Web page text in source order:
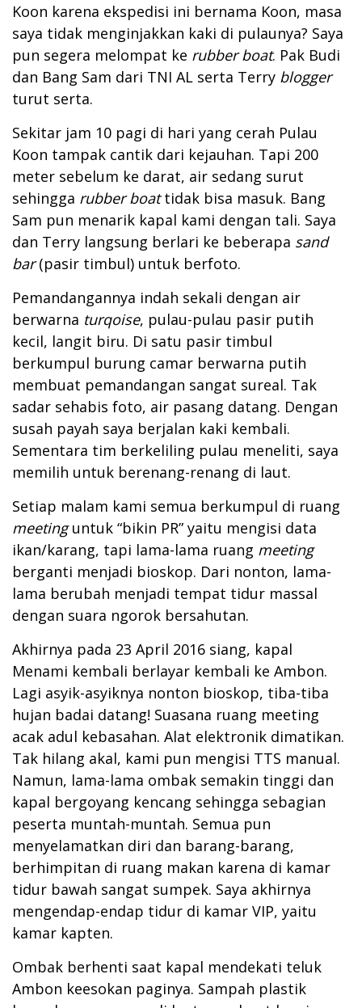
Koon karena ekspedisi ini bernama Koon, masa
saya tidak menginjakkan kaki di pulaunya? Saya
pun segera melompat ke rubber boat. Pak Budi
dan Bang Sam dari TNI AL serta Terry blogger
turut serta.
Sekitar jam 10 pagi di hari yang cerah Pulau
Koon tampak cantik dari kejauhan. Tapi 200
meter sebelum ke darat, air sedang surut
sehingga rubber boattidak bisa masuk. Bang
Sam pun menarik kapal kami dengan tali. Saya
dan Terry langsung berlari ke beberapa sand
bar(pasir timbul) untuk berfoto.
Pemandangannya indah sekali dengan air
berwarna turqoise, pulau-pulau pasir putih
kecil, langit biru. Di satu pasir timbul
berkumpul burung camar berwarna putih
membuat pemandangan sangat sureal. Tak
sadar sehabis foto, air pasang datang. Dengan
susah payah saya berjalan kaki kembali.
Sementara tim berkeliling pulau meneliti, saya
memilih untuk berenang-renang di laut.
Setiap malam kami semua berkumpul di ruang
meetinguntuk “bikin PR” yaitu mengisi data
ikan/karang, tapi lama-lama ruang meeting
berganti menjadi bioskop. Dari nonton, lama-
lama berubah menjadi tempat tidur massal
dengan suara ngorok bersahutan.
Akhirnya pada 23 April 2016 siang, kapal
Menami kembali berlayar kembali ke Ambon.
Lagi asyik-asyiknya nonton bioskop, tiba-tiba
hujan badai datang! Suasana ruang meeting
acak adul kebasahan. Alat elektronik dimatikan.
Tak hilang akal, kami pun mengisi TTS manual.
Namun, lama-lama ombak semakin tinggi dan
kapal bergoyang kencang sehingga sebagian
peserta muntah-muntah. Semua pun
menyelamatkan diri dan barang-barang,
berhimpitan di ruang makan karena di kamar
tidur bawah sangat sumpek. Saya akhirnya
mengendap-endap tidur di kamar VIP, yaitu
kamar kapten.
Ombak berhenti saat kapal mendekati teluk
Ambon keesokan paginya. Sampah plastik